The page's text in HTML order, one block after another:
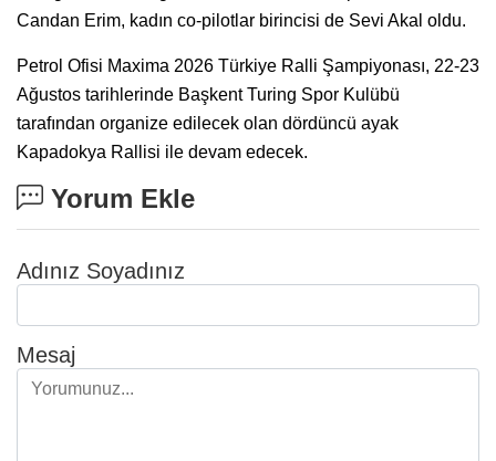
Candan Erim, kadın co-pilotlar birincisi de Sevi Akal oldu.
Petrol Ofisi Maxima 2026 Türkiye Ralli Şampiyonası, 22-23
Ağustos tarihlerinde Başkent Turing Spor Kulübü
tarafından organize edilecek olan dördüncü ayak
Kapadokya Rallisi ile devam edecek.
Yorum Ekle
Adınız Soyadınız
Mesaj